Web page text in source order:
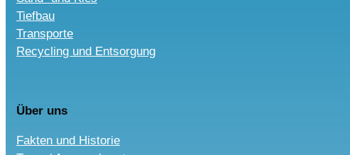
Tiefbau
Transporte
Recycling und Entsorgung
Über uns
Fakten und Historie